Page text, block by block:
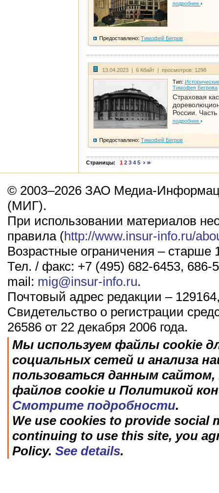
подробнее
Предоставлено: Тимофей Бегров
13.04.2023 | 6 Кбайт | просмотров: 1298
Тип:
Тимофея Бегрова
Страховая
России. Часть
подробнее
Предоставлено: Тимофей Бегров
Страницы: 1 2 3 4 5
© 2003–2026 ЗАО Медиа-
(МИГ).
При использовании материалов
правила (http://www.insur-info.ru/
Возрастные ограничения – старше
Тел. / факс: +7 (495) 682-6453, 686-
mail: mig@insur-info.ru.
Почтовый адрес редакции –
Свидетельство о регистрации
26586 от 22 декабря 2006 года.
Мы используем файлы cookie
социальных сетей и анализа
пользоваться данным
файлов cookie и Политикой
Смотрите подробности.
We use cookies to provide social
continuing to use this site, you
Policy. See details.